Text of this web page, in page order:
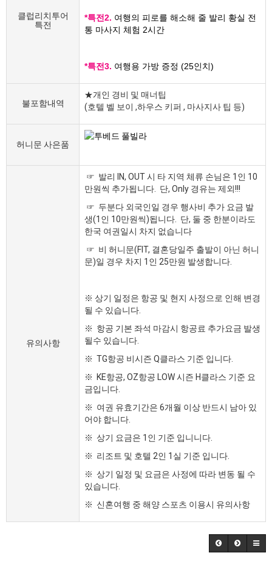
클럽리치투어
특전
*특전2. 여행의 피로를 해소해 줄 발리 황실 전
통 마사지 체험 2시간
*특전3. 여행용 가방 증정 (25인치)
불포함내역
★개인 경비 및 매너팁
(호텔 벨 보이 ,하우스 키퍼 , 마사지사 팁 등)
허니문 사은품
유의사항
☞ 발리 IN, OUT 시 타 지역 체류 손님은 1인 10
만원씩 추가됩니다. 단, Only 경유는 제외!!!
☞ 두분다 외국인일 경우 행사비 추가 요금 발
생(1인 10만원씩)됩니다. 단, 둘 중 한분이라도
한국 여권일시 차지 없습니다
☞ 비 허니문(FIT, 결혼당일주 출발이 아닌 허니
문)일 경우 차지 1인 25만원 발생합니다.
※ 상기 일정은 항공 및 현지 사정으로 인해 변경
될 수 있습니다.
※ 항공 기본 좌석 마감시 항공료 추가요금 발생
될수 있습니다.
※ TG항공 비시즌 Q클라스 기준 입니다.
※ KE항공, OZ항공 LOW 시즌 H클라스 기준 요
금입니다.
※ 여권 유효기간은 6개월 이상 반드시 남아 있
어야 합니다.
※ 상기 요금은 1인 기준 입니니다.
※ 리조트 및 호텔 2인 1실 기준 입니다.
※ 상기 일정 및 요금은 사정에 따라 변동 될 수
있습니다.
※ 신혼여행 중 해양 스포츠 이용시 유의사항